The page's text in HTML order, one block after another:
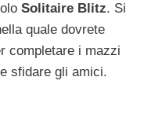
Solitaire Blitz. Si
quale dovrete
completare i mazzi
sfidare gli amici.